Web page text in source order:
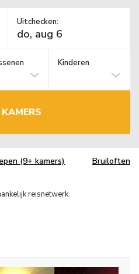
Uitchecken:
Kinderen
(9+ kamers) Bruiloften
reisnetwerk.